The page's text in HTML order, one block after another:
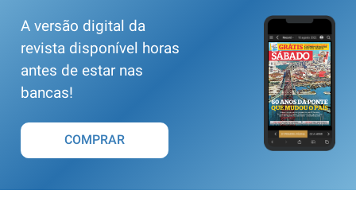
A versão digital da
revista disponível horas
antes de estar nas
bancas!
COMPRAR